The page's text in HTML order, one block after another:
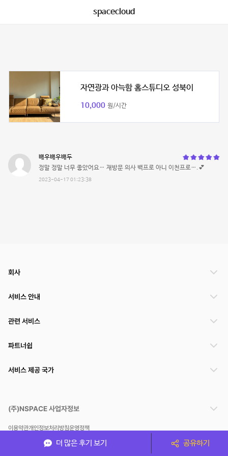
spacecloud
자연광과 아늑함 홈스튜디오 성북이
10,000 원/시간
배우배우배두
정말 정말 너무 좋았어요… 재방문 의사 백프로 아니 이천프로….💕
2023-04-17 01:23:38
더 많은 후기 보기 공유하기
회사
서비스 안내
관련 서비스
파트너쉽
서비스 제공 국가
(주)NSPACE 사업자정보
이용약관개인정보처리방침운영정책
스페이스클라우드는 통신판매중개자이며 통신판매의 당사자가 아닙니다. 따라서 스페이스클
라우드는 공간 거래정보 및 거래에 대해 책임지지 않습니다.